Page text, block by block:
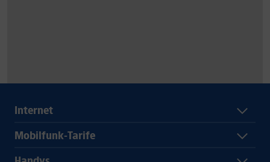
Internet
Mobilfunk-Tarife